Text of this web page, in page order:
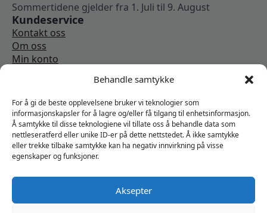
Behandle samtykke
For å gi de beste opplevelsene bruker vi teknologier som
informasjonskapsler for å lagre og/eller få tilgang til enhetsinformasjon.
Å samtykke til disse teknologiene vil tillate oss å behandle data som
nettleseratferd eller unike ID-er på dette nettstedet. Å ikke samtykke
eller trekke tilbake samtykke kan ha negativ innvirkning på visse
egenskaper og funksjoner.
Aksepter
Sommertidene gjelder fra 1. Juli til 9. August
Kundeservice
Kontakt oss
Om oss
Min konto
Vi er sosiale